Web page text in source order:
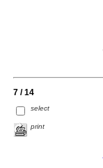
7 / 14
select
print